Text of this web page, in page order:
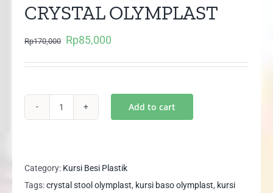
CRYSTAL OLYMPLAST
Rp170,000
Original
Rp85,000
Baso
Dingklik
Add to cart
Category: Kursi Besi Plastik
Tags:crystal stool olymplast, kursi baso olymplast, kursi